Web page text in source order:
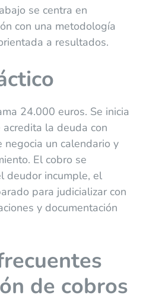
se centra en
con una metodología
a resultados.
24.000 euros. Se inicia
la deuda con
un calendario y
El cobro se
deudor incumple, el
para judicializar con
y documentación
de cobros